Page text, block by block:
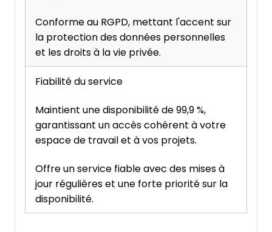
Conforme au RGPD, mettant l'accent sur
la protection des données personnelles
et les droits à la vie privée.
Fiabilité du service
Maintient une disponibilité de 99,9 %,
garantissant un accès cohérent à votre
espace de travail et à vos projets.
Offre un service fiable avec des mises à
jour régulières et une forte priorité sur la
disponibilité.